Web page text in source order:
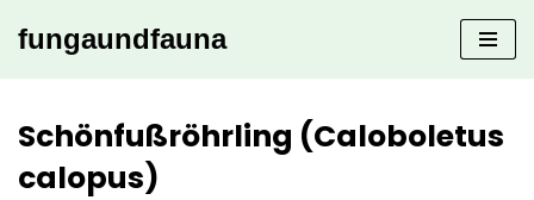
fungaundfauna
Schönfußröhrling (Caloboletus
calopus)